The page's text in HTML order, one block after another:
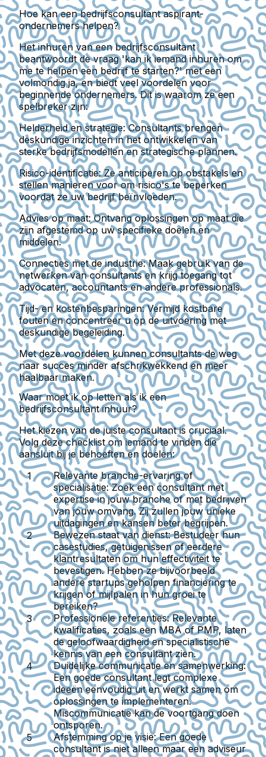
Hoe kan een bedrijfsconsultant aspirant-
ondernemers helpen?
Het inhuren van een bedrijfsconsultant
beantwoordt de vraag 'kan ik iemand inhuren om
me te helpen een bedrijf te starten?' met een
volmondig ja, en biedt veel voordelen voor
beginnende ondernemers. Dit is waarom ze een
spelbreker zijn:
Helderheid en strategie:Consultants brengen
deskundige inzichten in het ontwikkelen van
sterke bedrijfsmodellen en strategische plannen.
Risico-identificatie:Ze anticiperen op obstakels en
stellen manieren voor om risico's te beperken
voordat ze uw bedrijf beïnvloeden.
Advies op maat:Ontvang oplossingen op maat die
zijn afgestemd op uw specifieke doelen en
middelen.
Connecties met de industrie:Maak gebruik van de
netwerken van consultants en krijg toegang tot
advocaten, accountants en andere professionals.
Tijd- en kostenbesparingen:Vermijd kostbare
fouten en concentreer u op de uitvoering met
deskundige begeleiding.
Met deze voordelen kunnen consultants de weg
naar succes minder afschrikwekkend en meer
haalbaar maken.
Waar moet ik op letten als ik een
bedrijfsconsultant inhuur?
Het kiezen van de juiste consultant is cruciaal.
Volg deze checklist om iemand te vinden die
aansluit bij je behoeften en doelen:
Relevante branche-ervaring of
specialisatie:Zoek een consultant met
expertise in jouw branche of met bedrijven
van jouw omvang. Zij zullen jouw unieke
uitdagingen en kansen beter begrijpen.
Bewezen staat van dienst:Bestudeer hun
casestudies, getuigenissen of eerdere
klantresultaten om hun effectiviteit te
bevestigen. Hebben ze bijvoorbeeld
andere startups geholpen financiering te
krijgen of mijlpalen in hun groei te
bereiken?
Professionele referenties:Relevante
kwalificaties, zoals een MBA of PMP, laten
de geloofwaardigheid en specialistische
kennis van een consultant zien.
Duidelijke communicatie en samenwerking:
Een goede consultant legt complexe
ideeën eenvoudig uit en werkt samen om
oplossingen te implementeren.
Miscommunicatie kan de voortgang doen
ontsporen.
Afstemming op je visie:Een goede
consultant is niet alleen maar een adviseur